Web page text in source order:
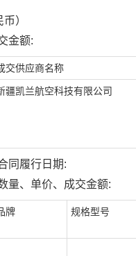
币）
金额:
交供应商名称
疆凯兰航空科技有限公司
同履行日期:
量、单价、成交金额:
牌 规格型号